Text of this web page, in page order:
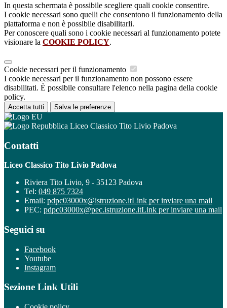
In questa schermata è possibile scegliere quali cookie consentire.
I cookie necessari sono quelli che consentono il funzionamento della
piattaforma e non è possibile disabilitarli.
Per conoscere quali sono i cookie necessari al funzionamento potete
visionare la COOKIE POLICY.
Cookie necessari per il funzionamento
I cookie necessari per il funzionamento non possono essere
disabilitati. È possibile consultare l'elenco nella pagina della cookie
policy.
Accetta tutti Salva le preferenze
Liceo Classico Tito Livio Padova
Contatti
Liceo Classico Tito Livio Padova
Riviera Tito Livio, 9 - 35123 Padova
Tel: 049 875 7324
Email: pdpc03000x@istruzione.itLink per inviare una mail
PEC: pdpc03000x@pec.istruzione.itLink per inviare una mail
Seguici su
Facebook
Youtube
Instagram
Sezione Link Utili